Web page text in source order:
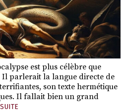
est plus célèbre que
Il parlerait la langue directe de
son texte hermétique
Il fallait bien un grand